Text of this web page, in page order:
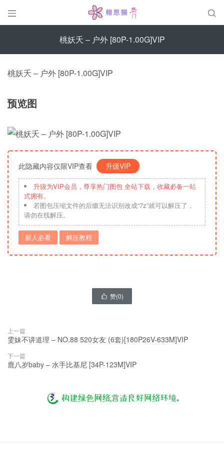
 
桃妖夭 – 户外 [80P-1.00G]VIP
桃妖夭 – 户外 [80P-1.00G]VIP
预览图
此隐藏内容仅限VIP查看 升级VIP
升级为VIP会员，尊享热门图包 全站下载，收藏必备一站
式拥有。
若图包压缩文件的后缀无法识别改成“7z”就可以解压了，
请勿在线解压。
新人必看 解压教程
 赞(0)
上一篇
雯妹不讲道理 – NO.88 520女友 (6套)[180P26V-633M]VIP
下一篇
鹿八岁baby – 水手比基尼 [34P-123M]VIP